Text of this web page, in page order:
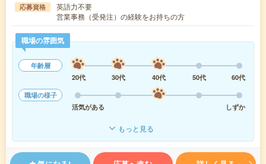
応募資格
英語力不要
営業事務（受発注）の経験をお持ちの方
職場の雰囲気
年齢層
20代
30代 40代 50代
60代
職場の様子
活気がある
しずか
もっと見る